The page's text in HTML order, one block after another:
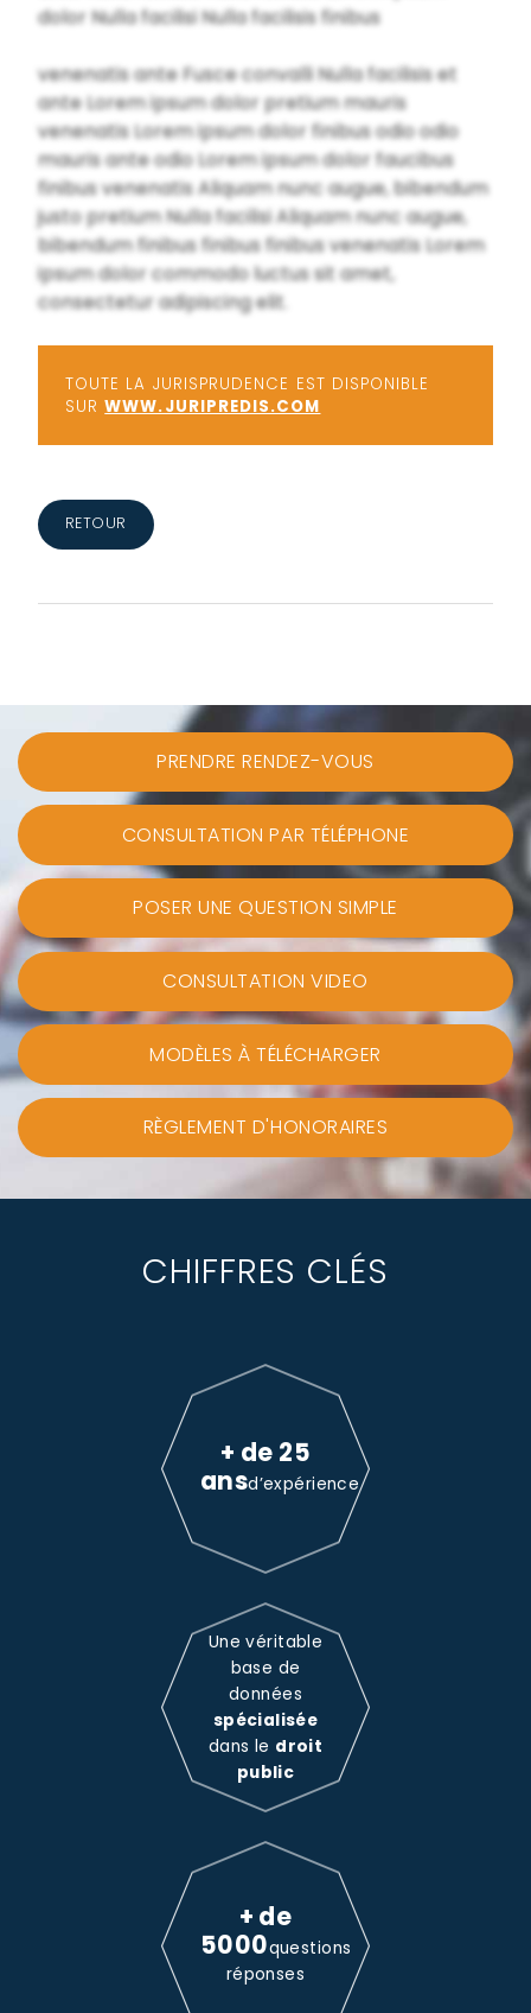
dolor Nulla facilisi Nulla facilisis finibus
venenatis ante Fusce convalli Nulla facilisis et
ante Lorem ipsum dolor pretium mauris
venenatis Lorem ipsum dolor finibus odio odio
mauris ante odio Lorem ipsum dolor faucibus
finibus venenatis Aliquam nunc augue, bibendum
justo pretium Nulla facilisi Aliquam nunc augue,
bibendum finibus finibus finibus venenatis Lorem
ipsum dolor commodo luctus sit amet,
consectetur adipiscing elit.
TOUTE LA JURISPRUDENCE EST DISPONIBLE
SURWWW.JURIPREDIS.COM
RETOUR
PRENDRE RENDEZ-VOUS
CONSULTATION PAR TÉLÉPHONE
POSER UNE QUESTION SIMPLE
CONSULTATION VIDEO
MODÈLES À TÉLÉCHARGER
RÈGLEMENT D'HONORAIRES
CHIFFRES CLÉS
+ de 25
ansd’expérience
Une véritable
base de
données
spécialisée
dans le droit
public
+ de
5000questions
réponses